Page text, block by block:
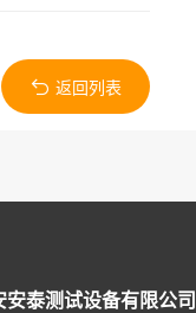
返回列表
安泰测试设备有限公司